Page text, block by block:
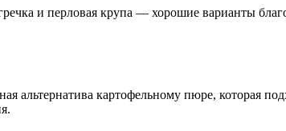
и перловая крупа — хорошие варианты
альтернатива картофельному пюре, которая